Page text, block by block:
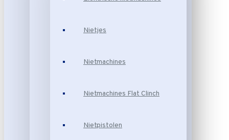
Nietjes
Nietmachines
Nietmachines Flat Clinch
Nietpistolen